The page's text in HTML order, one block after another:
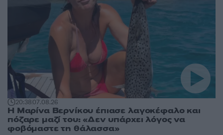
20:3807.08.26
Η Μαρίνα Βερνίκου έπιασε λαγοκέφαλο και
πόζαρε μαζί του: «Δεν υπάρχει λόγος να
φοβόμαστε τη θάλασσα»